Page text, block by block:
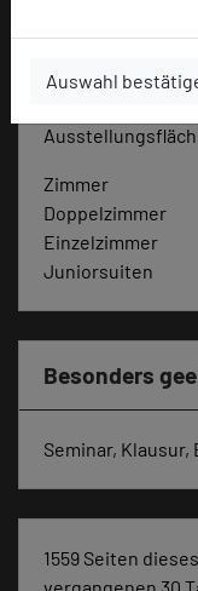
Auswahl
Tagungsräume
Zimmer
Doppelzimmer
Einzelzimmer
Juniorsuiten
Besonders
Seminar,
1559 Seiten